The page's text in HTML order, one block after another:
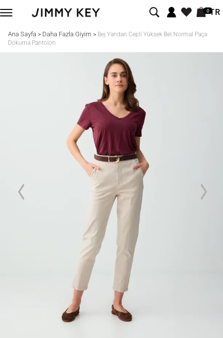
0TR
Ana Sayfa > Daha Fazla Giyim > Bej Yandan Cepli Yüksek Bel Normal Paça
Dokuma Pantolon